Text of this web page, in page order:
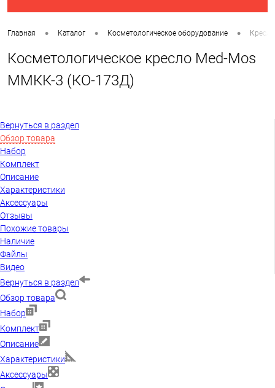
Главная • Каталог • Косметологическое оборудование • Кресла
Косметологическое кресло Med-Mos
ММКК-3 (КО-173Д)
Вернуться в раздел
Обзор товара
Набор
Комплект
Описание
Характеристики
Аксессуары
Отзывы
Похожие товары
Наличие
Файлы
Видео
Вернуться в раздел
Обзор товара
Набор
Комплект
Описание
Характеристики
Аксессуары